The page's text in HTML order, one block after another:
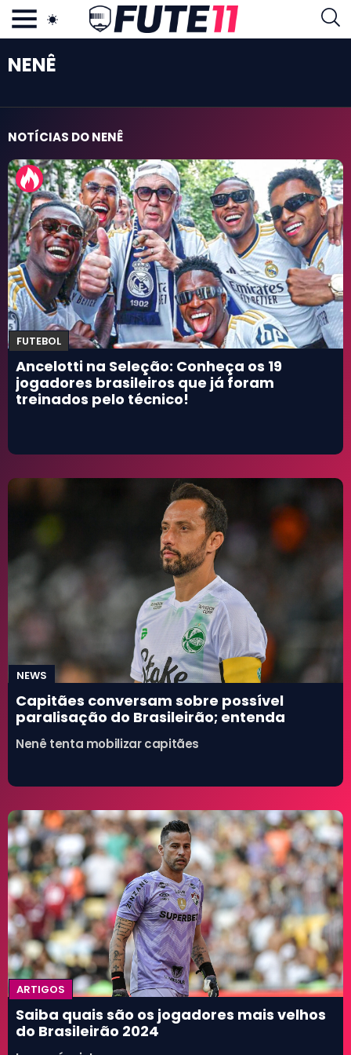
AS MAIS LIDAS
FUTE11.COM.BR
NOSSA EQUIPE
POLÍTICA DE PRIVACIDADE
TERMOS E CONDIÇÕES
CONTATO
Neste Momento
Mercado da Bola
Campeonato Brasileiro
Libertadores
Copa do Brasil
Seleção Brasileira
Futebol Internacional
Campeonato Carioca
+
NENÊ
NOTÍCIAS DO NENÊ
FUTEBOL
Ancelotti na Seleção: Conheça os 19
jogadores brasileiros que já foram
treinados pelo técnico!
NEWS
Capitães conversam sobre possível
paralisação do Brasileirão; entenda
Nenê tenta mobilizar capitães
ARTIGOS
Saiba quais são os jogadores mais velhos
do Brasileirão 2024